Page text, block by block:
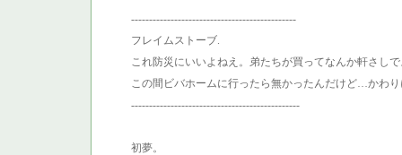
----------------------------------------------
フレイムストーブ.
これ防災にいいよねえ。弟たちが買ってなんか軒さし
この間ビバホームに行ったら無かったんだけど…かわ
-----------------------------------------------
初夢。